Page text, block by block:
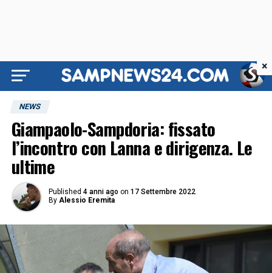
NEWS
Giampaolo-Sampdoria: fissato
l’incontro con Lanna e dirigenza. Le
ultime
Published 4 anni ago on 17 Settembre 2022
By Alessio Eremita
×